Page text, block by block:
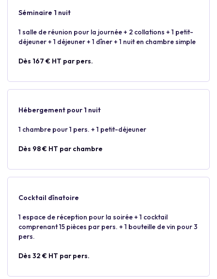
Séminaire 1 nuit
1 salle de réunion pour la journée + 2 collations + 1 petit-
déjeuner + 1 déjeuner + 1 dîner + 1 nuit en chambre simple
Dès 167 € HT par pers.
Hébergement pour 1 nuit
1 chambre pour 1 pers. + 1 petit-déjeuner
Dès 98 € HT par chambre
Cocktail dînatoire
1 espace de réception pour la soirée + 1 cocktail
comprenant 15 pièces par pers. + 1 bouteille de vin pour 3
pers.
Dès 32 € HT par pers.